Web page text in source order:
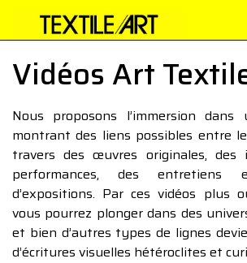
Vidéos Art
Nous proposons l’immersion dans
montrant des liens possibles entre
travers des œuvres originales, des
performances, des
d’expositions. Par ces vidéos plus
vous pourrez plonger dans des
et bien d’autres types de lignes
d’écritures visuelles hétéroclites et